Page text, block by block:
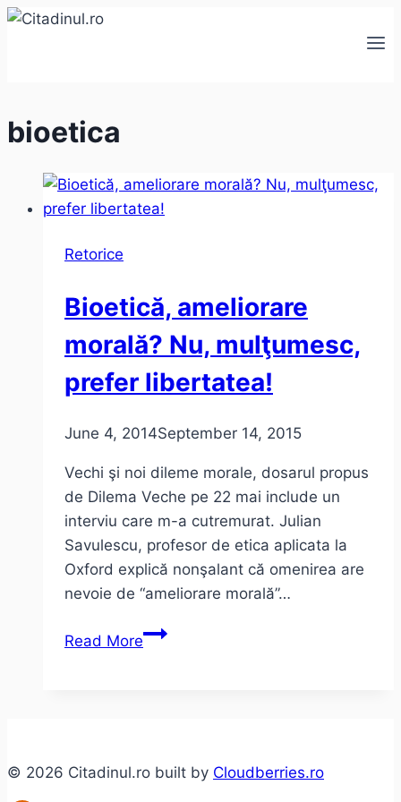
Skip
bioetica
Retorice
Bioetică, ameliorare
morală? Nu, mulţumesc,
prefer libertatea!
June 4, 2014September 14, 2015
Vechi şi noi dileme morale, dosarul propus
de Dilema Veche pe 22 mai include un
interviu care m-a cutremurat. Julian
Savulescu, profesor de etica aplicata la
Oxford explică nonşalant că omenirea are
nevoie de “ameliorare morală”…
Read MoreBioetică,
libertatea!
© 2026 Citadinul.ro built by Cloudberries.ro